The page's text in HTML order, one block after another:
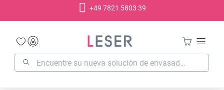
+49 7821 5803 39